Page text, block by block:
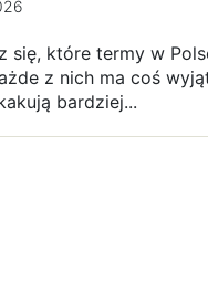
się, które termy w
z nich ma coś
bardziej...